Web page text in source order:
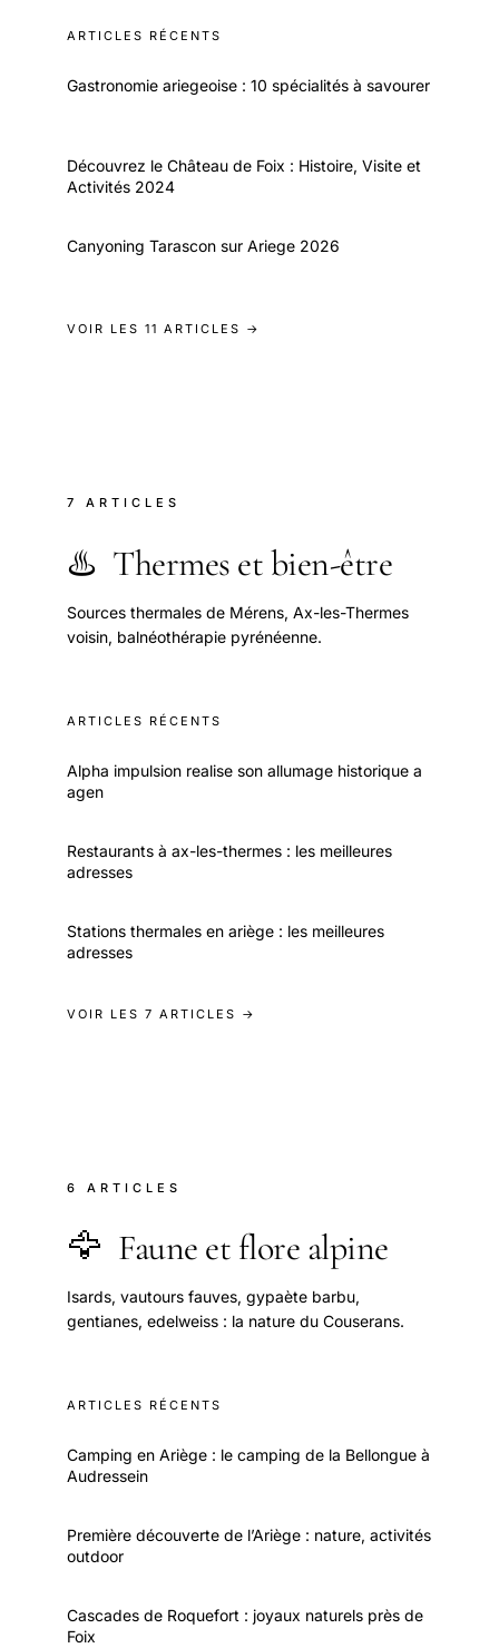
ARTICLES RÉCENTS
Gastronomie ariegeoise : 10 spécialités à savourer
Découvrez le Château de Foix : Histoire, Visite et
Activités 2024
Canyoning Tarascon sur Ariege 2026
VOIR LES 11 ARTICLES →
7 ARTICLES
♨️ Thermes et bien-être
Sources thermales de Mérens, Ax-les-Thermes
voisin, balnéothérapie pyrénéenne.
ARTICLES RÉCENTS
Alpha impulsion realise son allumage historique a
agen
Restaurants à ax-les-thermes : les meilleures
adresses
Stations thermales en ariège : les meilleures
adresses
VOIR LES 7 ARTICLES →
6 ARTICLES
🦅 Faune et flore alpine
Isards, vautours fauves, gypaète barbu,
gentianes, edelweiss : la nature du Couserans.
ARTICLES RÉCENTS
Camping en Ariège : le camping de la Bellongue à
Audressein
Première découverte de l’Ariège : nature, activités
outdoor
Cascades de Roquefort : joyaux naturels près de
Foix